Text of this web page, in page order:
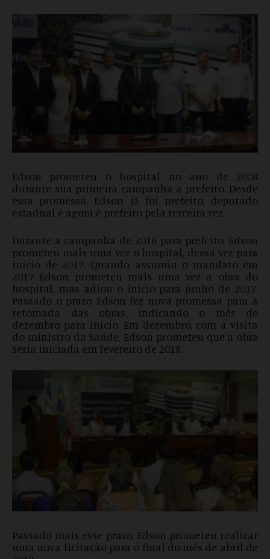
Edson prometeu o hospital no ano de 2008
durante sua primeira campanha a prefeito. Desde
essa promessa, Edson já foi prefeito, deputado
estadual e agora é prefeito pela terceira vez.
Durante a campanha de 2016 para prefeito, Edson
prometeu mais uma vez o hospital, dessa vez para
início de 2017. Quando assumiu o mandato em
2017 Edson prometeu mais uma vez a obra do
hospital, mas adiou o início para junho de 2017.
Passado o prazo Edson fez nova promessa para a
retomada das obras, indicando o mês de
dezembro para início. Em dezembro, com a visita
do ministro da Saúde, Edson prometeu que a obra
seria iniciada em fevereiro de 2018.
Passado mais esse prazo, Edson prometeu realizar
uma nova licitação para o final do mês de abril de